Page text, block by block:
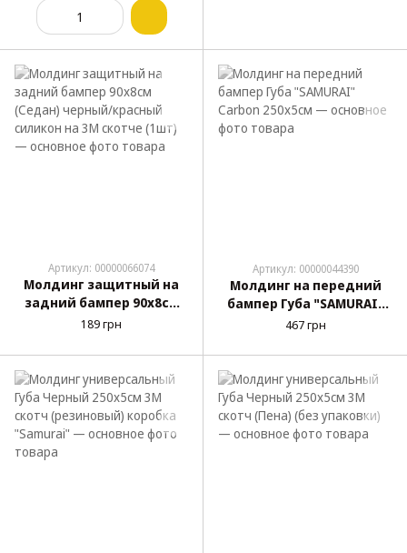
Артикул: 00000066074
Молдинг защитный на
задний бампер 90х8см
(Седан) черный/красный
(1шт)
189 грн
Артикул: 00000044390
Молдинг на передний
бампер Губа "SAMURAI"
Carbon 250х5см
467 грн